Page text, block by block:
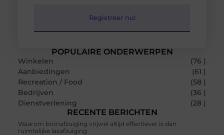
POPULAIRE ONDERWERPEN
Winkelen
(76 )
Aanbiedingen
(61 )
Recreation / Food
(58 )
Bedrijven
(36 )
Dienstverlening
(28 )
RECENTE BERICHTEN
Waarom bronafzuiging vrijwel altijd effectiever is dan
ruimtelijke lasafzuiging
Registreer nu!